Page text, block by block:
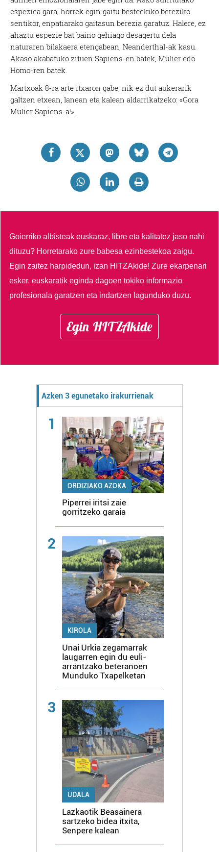
espeziea gara; horrek egin gaitu besteekiko bereziko
sentikor, enpatiarako gaitasun berezia garatuz. Halere, ez
ahaztu espezie bat baino gehiago desagertu dela
naturaren bilakaera etengabean, Neanderthal-ak kasu.
Akaso akabatuko zituen Sapiens-en batek, Mulier edo
Homo-ren batek.
Martxoak 8-ra arte itxaron gabe, nik ez dut aukerarik
galtzen etxean, lanean eta kalean aldarrikatzeko: «Gora
Mulier Sapiens-a!».
Goierriko albisteak euskaraz, libre eta kalitatez jaso nahi
dituzu? Horretarako zure babesa ezinbestekoa zaigu.
Egin zaitez harpidedun, izan HITZAkide!Zure ekarpenari
esker, euskaratik eginda dagoen tokiko informazio
profesionala garatzen eta indartzen lagunduko duzu.
Egin HITZAkide
Azken 3 egunetako irakurrienak
1
ORDIZIAKO AZOKA
Piperrei iritsi zaie
gorritzeko garaia
2
KIROLA
Unai Urkia zegamarrak
laugarren egin du euli-
arrantzako beteranoen
Munduko Txapelketan
3
UDALA
Lazkaotik Beasainera
sartzeko bidea itxita,
Senpere kalean